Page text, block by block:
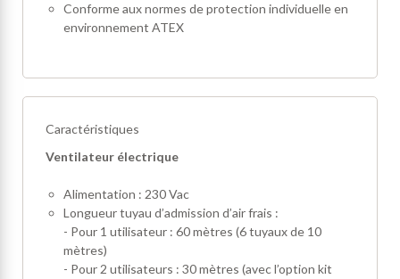
Conforme aux normes de protection individuelle en
environnement ATEX
Caractéristiques
Ventilateur électrique
Alimentation : 230 Vac
Longueur tuyau d’admission d’air frais :
- Pour 1 utilisateur : 60 mètres (6 tuyaux de 10
mètres)
- Pour 2 utilisateurs : 30 mètres (avec l’option kit